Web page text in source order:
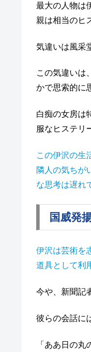
最大の人物は
親は相当のヒ
気違いは風采
この気違いは
かで思索的に
白痴の女房は
服なヒステリ
この伊沢の生
隣人の気ちが
な思考は遅れ
国威発
伊沢は芸術を
道具として利
今や、新聞記
彼らの会話に
「ああ日の